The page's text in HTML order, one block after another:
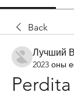
Back
Лучший
2023 оны
Perdita